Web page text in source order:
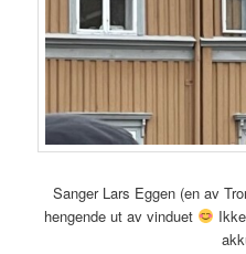
Sanger Lars Eggen (en av
hengende ut av vinduet